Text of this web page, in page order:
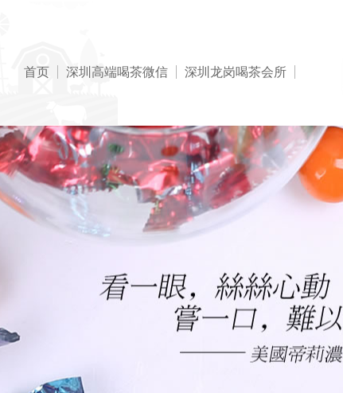
首页 深圳高端喝茶微信 深圳龙岗喝茶会所